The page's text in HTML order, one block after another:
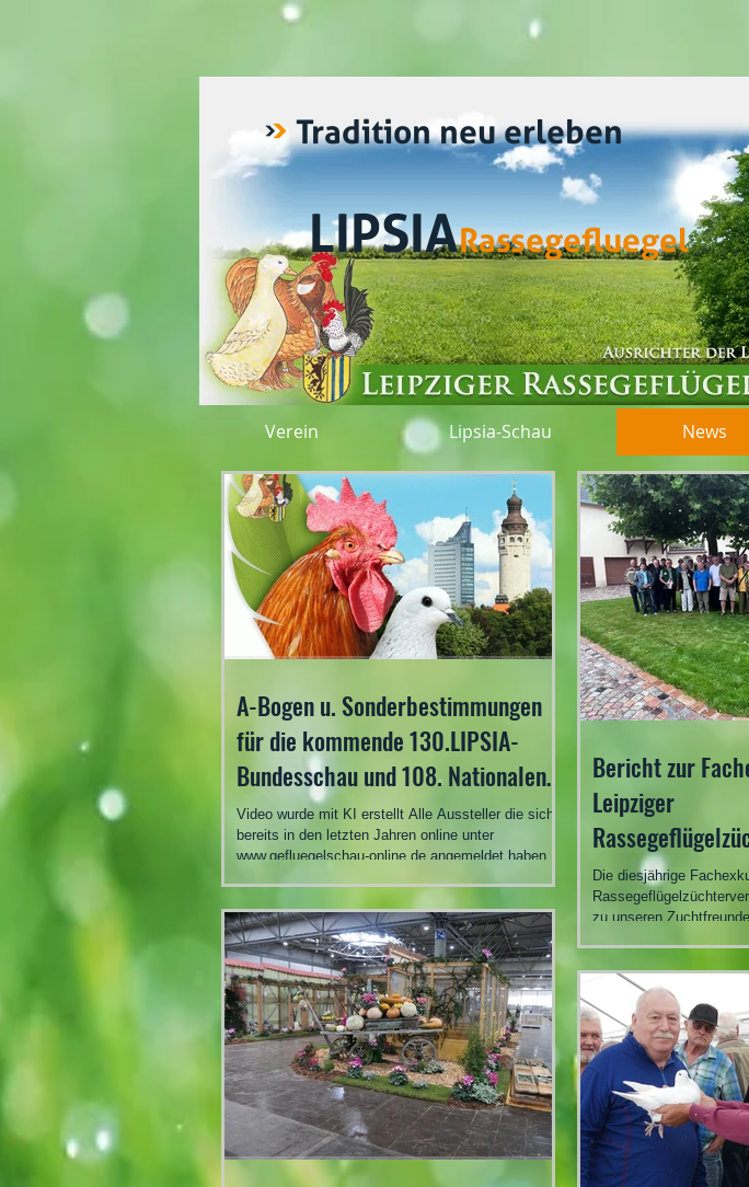
LIPSIARassegefluegel
Tradition neu erleben
Verein Lipsia-Schau News
A-Bogen u. Sonderbestimmungen
für die kommende 130.LIPSIA-
Bundesschau und 108. Nationalen
des BDRG vom 04.-06.12.2026 in
Vorbereitung
Video wurde mit KI erstellt Alle Aussteller die sich
bereits in den letzten Jahren online unter
www.gefluegelschau-online.de angemeldet haben,
Email das ab dem 30.08.2026 - 18.00 Uhr die
Online-Anmeldungen erfolgen können. Natürlich
kann sich auch jeder der eine gültige Email-
Adresse besitzt online für diesen Service
registrieren. Sie sparen damit Portokosten und Zeit.
Für alle per Online angemeldeten Aussteller werden
die B-Bogen
Bericht zur
Leipziger
e.V.
Die diesjährige
zu unseren
stand uns auch bei
Reiseunternehmen
Seite. Pünktlich um
Vorfreude in den Tag.
Burkhardt in Schmölln /
9.30 Uhr erreichten wi